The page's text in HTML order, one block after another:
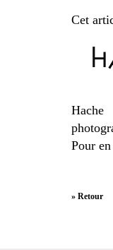
Cet
Hache
Pour
» Retour